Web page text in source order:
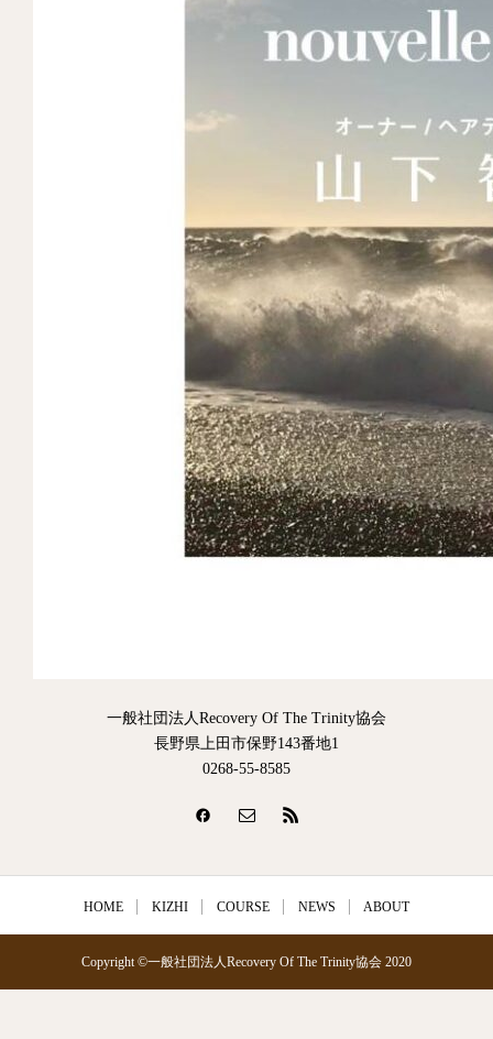
一般社団法人Recovery Of The Trinity協会
長野県上田市保野143番地1
0268-55-8585
HOME KIZHI COURSE NEWS ABOUT
Copyright ©一般社団法人Recovery Of The Trinity協会 2020